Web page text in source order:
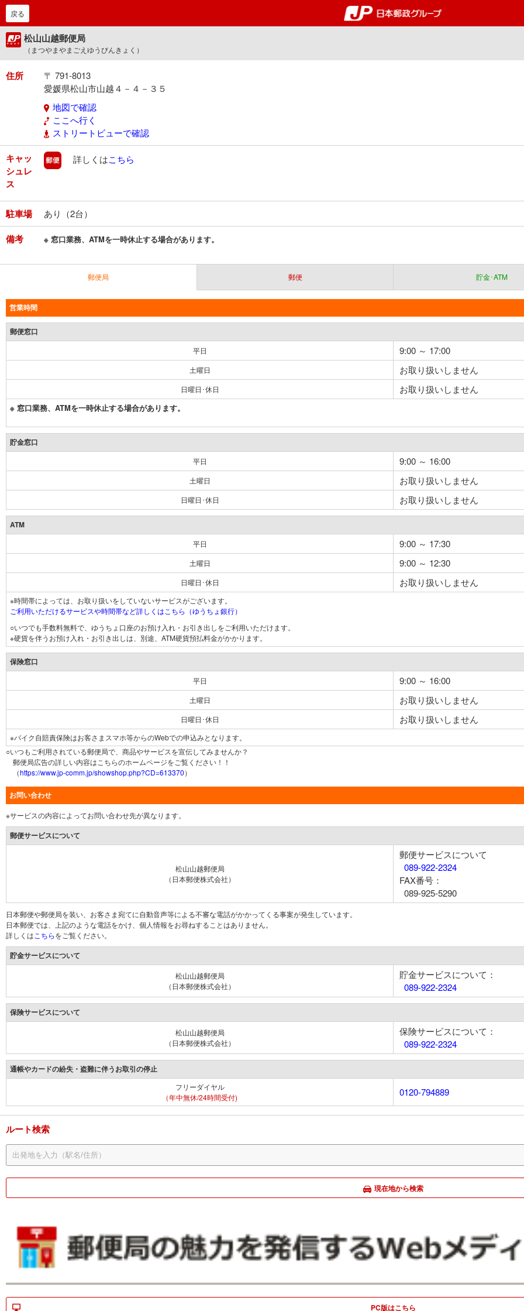
郵便局・日本郵政グルー
戻る
松山山越郵便局
（まつやまやまごえゆうびんきょく）
住所
〒 791-8013
愛媛県松山市山越４－４－３５
地図で確認
ここへ行く
ストリートビューで確認
キャッ
シュレ
ス
郵便
詳しくはこちら
駐車場 あり（2台）
備考 ※ 窓口業務、ATMを一時休止する場合があります。
郵便局 郵便 貯金･ATM
営業時間
郵便窓口
平日 9:00 ～ 17:00
土曜日 お取り扱いしません
日曜日･休日 お取り扱いしません
※ 窓口業務、ATMを一時休止する場合があります。
貯金窓口
平日 9:00 ～ 16:00
土曜日 お取り扱いしません
日曜日･休日 お取り扱いしません
ATM
平日 9:00 ～ 17:30
土曜日 9:00 ～ 12:30
日曜日･休日 お取り扱いしません
※時間帯によっては、お取り扱いをしていないサービスがございます。
ご利用いただけるサービスや時間帯など詳しくはこちら（ゆうちょ銀行）
○いつでも手数料無料で、ゆうちょ口座のお預け入れ・お引き出しをご利用いただけます。
※硬貨を伴うお預け入れ・お引き出しは、別途、ATM硬貨預払料金がかかります。
保険窓口
平日 9:00 ～ 16:00
土曜日 お取り扱いしません
日曜日･休日 お取り扱いしません
※バイク自賠責保険はお客さまスマホ等からのWebでの申込みとなります。
○いつもご利用されている郵便局で、商品やサービスを宣伝してみませんか？
郵便局広告の詳しい内容はこちらのホームページをご覧ください！！
（https://www.jp-comm.jp/showshop.php?CD=613370）
お問い合わせ
※サービスの内容によってお問い合わせ先が異なります。
郵便サービスについて
松山山越郵便局
（日本郵便株式会社）
郵便サービスについて
089-922-2324
FAX番号：
089-925-5290
日本郵便や郵便局を装い、お客さま宛てに自動音声等による不審な電話がかかってくる事案が発生しています。
日本郵便では、上記のような電話をかけ、個人情報をお尋ねすることはありません。
詳しくは こちらをご覧ください。
貯金サービスについて
松山山越郵便局
（日本郵便株式会社）
貯金サービスについて：
089-922-2324
保険サービスについて
松山山越郵便局
（日本郵便株式会社）
保険サービスについて：
089-922-2324
通帳やカードの紛失・盗難に伴うお取引の停止
フリーダイヤル
（年中無休/24時間受付)
0120-794889
ルート検索
現在地から検索
PC版はこちら